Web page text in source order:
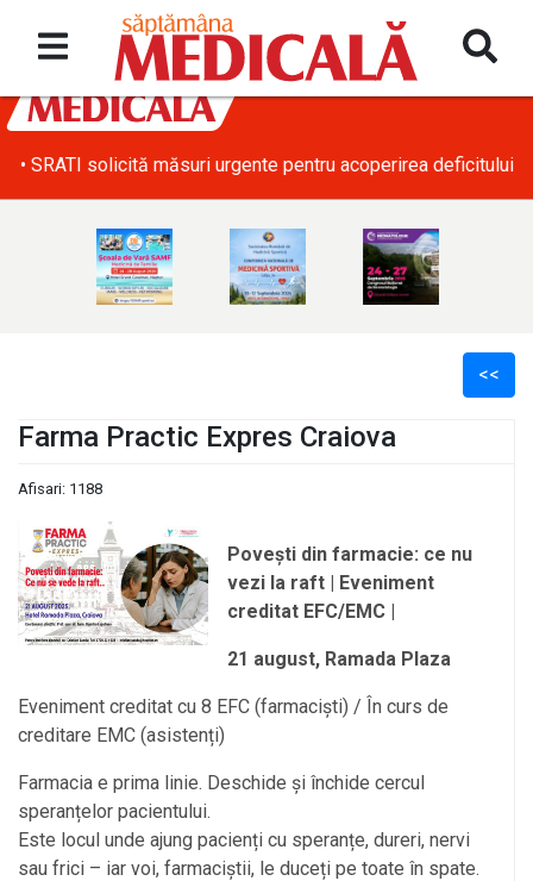
• SRATI solicită măsuri urgente pentru acoperirea deficitului
<<
Farma Practic Expres Craiova
Afisari: 1188
Povești din farmacie: ce nu
vezi la raft | Eveniment
creditat EFC/EMC |
21 august, Ramada Plaza
Eveniment creditat cu 8 EFC (farmaciști) / În curs de
creditare EMC (asistenți)
Farmacia e prima linie. Deschide și închide cercul
speranțelor pacientului.
Este locul unde ajung pacienți cu speranțe, dureri, nervi
sau frici – iar voi, farmaciștii, le duceți pe toate în spate.